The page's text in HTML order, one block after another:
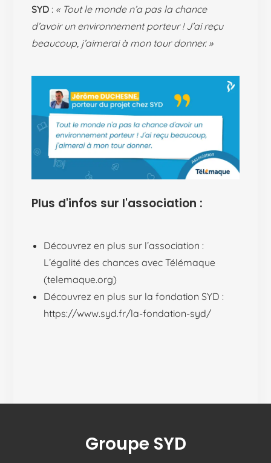
SYD : « Tout le monde n’a pas la chance
d’avoir un environnement porteur ! J’ai reçu
beaucoup, j’aimerai à mon tour donner. »
Plus d'infos sur l'association :
Découvrez en plus sur l’association :
L’égalité des chances avec Télémaque
(telemaque.org)
Découvrez en plus sur la fondation SYD :
https://www.syd.fr/la-fondation-syd/
Groupe SYD